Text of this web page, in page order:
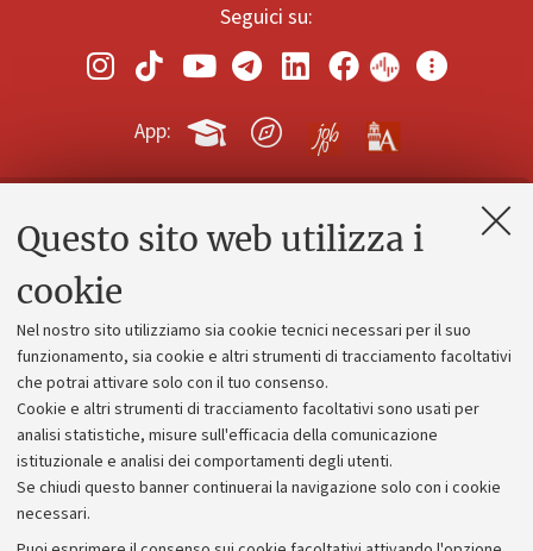
Questo sito web utilizza i
cookie
Nel nostro sito utilizziamo sia cookie tecnici necessari per il suo
funzionamento, sia cookie e altri strumenti di tracciamento facoltativi
che potrai attivare solo con il tuo consenso.
Cookie e altri strumenti di tracciamento facoltativi sono usati per
analisi statistiche, misure sull'efficacia della comunicazione
istituzionale e analisi dei comportamenti degli utenti.
Se chiudi questo banner continuerai la navigazione solo con i cookie
necessari.
Seguici su:
App:
Contatti e PEC
Alumni community
Piano strategico
Bilanci
Donazioni e 5x1000
Bandi, gare e concorsi